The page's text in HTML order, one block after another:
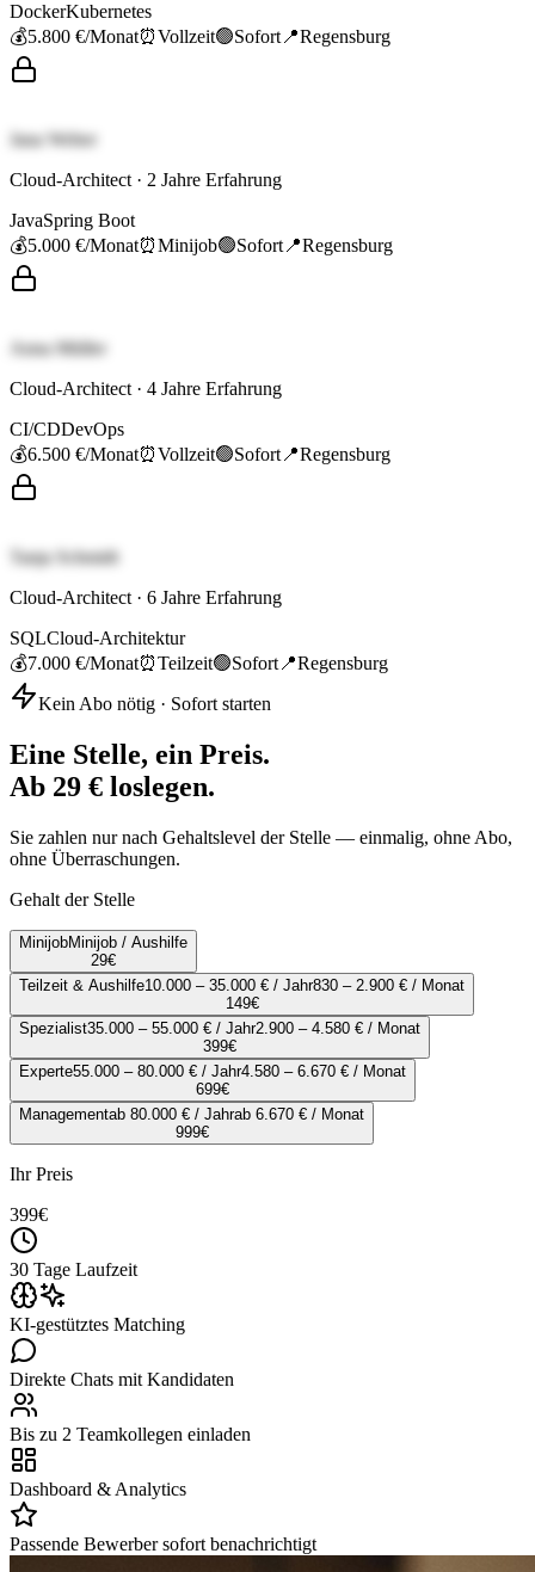
DockerKubernetes
💰5.800 €/Monat⏰Vollzeit🟢Sofort 📍Regensburg
Jana Weber
Cloud-Architect · 2 Jahre Erfahrung
JavaSpring Boot
💰5.000 €/Monat⏰Minijob🟢Sofort 📍Regensburg
Anna Müller
Cloud-Architect · 4 Jahre Erfahrung
CI/CDDevOps
💰6.500 €/Monat⏰Vollzeit🟢Sofort 📍Regensburg
Tanja Schmidt
Cloud-Architect · 6 Jahre Erfahrung
SQLCloud-Architektur
💰7.000 €/Monat⏰Teilzeit🟢Sofort 📍Regensburg
Kein Abo nötig · Sofort starten
Eine Stelle, ein Preis.
Ab 29 € loslegen.
Sie zahlen nur nach Gehaltslevel der Stelle — einmalig, ohne Abo,
ohne Überraschungen.
Gehalt der Stelle
MinijobMinijob / Aushilfe
29€
Teilzeit & Aushilfe10.000 – 35.000 € / Jahr830 – 2.900 € / Monat
149€
Spezialist35.000 – 55.000 € / Jahr2.900 – 4.580 € / Monat
399€
Experte55.000 – 80.000 € / Jahr4.580 – 6.670 € / Monat
699€
Managementab 80.000 € / Jahrab 6.670 € / Monat
999€
Ihr Preis
399€
30 Tage Laufzeit
KI-gestütztes Matching
Direkte Chats mit Kandidaten
Bis zu 2 Teamkollegen einladen
Dashboard & Analytics
Passende Bewerber sofort benachrichtigt